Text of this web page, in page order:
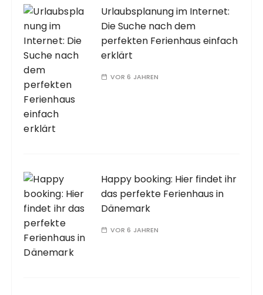
Urlaubsplanung im Internet:
Die Suche nach dem
perfekten Ferienhaus einfach
erklärt
VOR 6 JAHREN
Happy booking: Hier findet ihr
das perfekte Ferienhaus in
Dänemark
VOR 6 JAHREN